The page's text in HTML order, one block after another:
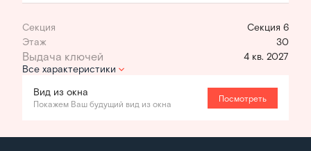
Секция
Секция 6
Этаж
30
4 кв. 2027
Все характеристики
Вид из окна
Покажем Ваш будущий вид из окна
Посмотреть